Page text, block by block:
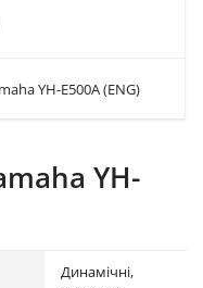
YH-E500A (ENG)
YH-
Динамічні,